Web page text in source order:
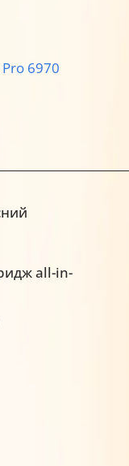
6970
all-in-